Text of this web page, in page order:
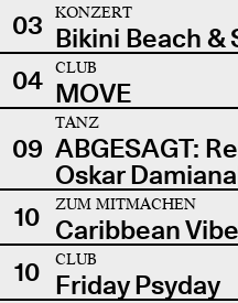
03
KONZERT
Bikini Beach &
04
CLUB
MOVE
09
TANZ
ABGESAGT:
Oskar
10
ZUM MITMACHEN
Caribbean
10
CLUB
Friday Psyday